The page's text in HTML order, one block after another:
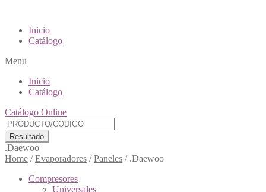
Inicio
Catálogo
Menu
Inicio
Catálogo
Catálogo Online
Resultado
.Daewoo
Home /Evaporadores /Paneles / .Daewoo
Compresores
Universales